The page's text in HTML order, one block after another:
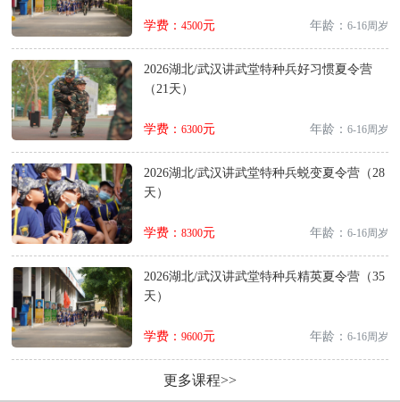
学费： 4500元 年龄： 6-16周岁
2026湖北/武汉讲武堂特种兵好习惯夏令营
（21天）
学费： 6300元 年龄： 6-16周岁
2026湖北/武汉讲武堂特种兵蜕变夏令营（28
天）
学费： 8300元 年龄： 6-16周岁
2026湖北/武汉讲武堂特种兵精英夏令营（35
天）
学费： 9600元 年龄： 6-16周岁
更多课程>>